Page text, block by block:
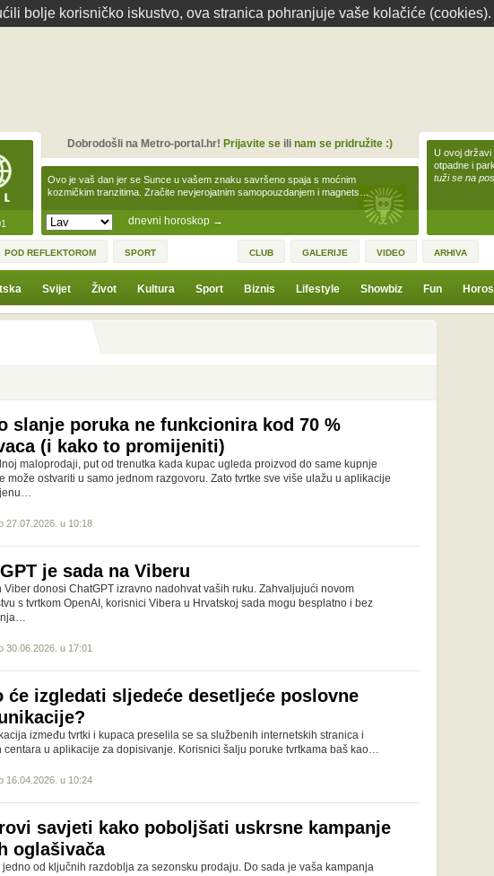
bolje korisničko iskustvo, ova stranica pohranjuje vaše kolačiće (cookies).
dnevni horoskop →
Ovo je vaš dan jer se Sunce u vašem znaku savršeno spaja s moćnim
kozmičkim tranzitima. Zračite nevjerojatnim samopouzdanjem i magnets…
Dobrodošli na Metro-portal.hr! Prijavite seili nam se pridružite :)
U ovoj državi
otpadne i
tuži se na
POD REFLEKTOROM SPORT CLUB GALERIJE VIDEO ARHIVA
Svijet Život Kultura Sport Biznis Lifestyle Showbiz Fun
slanje poruka ne funkcionira kod 70 %
(i kako to promijeniti)
maloprodaji, put od trenutka kada kupac ugleda proizvod do same kupnje
može ostvariti u samo jednom razgovoru. Zato tvrtke sve više ulažu u aplikacije
27.07.2026. u 10:18
je sada na Viberu
Viber donosi ChatGPT izravno nadohvat vaših ruku. Zahvaljujući novom
s tvrtkom OpenAI, korisnici Vibera u Hrvatskoj sada mogu besplatno i bez
30.06.2026. u 17:01
će izgledati sljedeće desetljeće poslovne
između tvrtki i kupaca preselila se sa službenih internetskih stranica i
centara u aplikacije za dopisivanje. Korisnici šalju poruke tvrtkama baš kao…
16.04.2026. u 10:24
savjeti kako poboljšati uskrsne kampanje
oglašivača
jedno od ključnih razdoblja za sezonsku prodaju. Do sada je vaša kampanja